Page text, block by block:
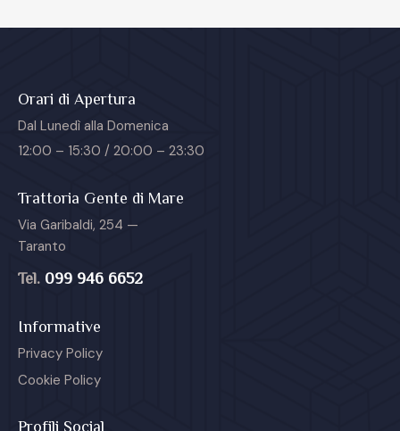
Orari di Apertura
Dal Lunedì alla Domenica
12:00 – 15:30 / 20:00 – 23:30
Trattoria Gente di Mare
Via Garibaldi, 254 —
Taranto
Tel. 099 946 6652
Informative
Privacy Policy
Cookie Policy
Profili Social